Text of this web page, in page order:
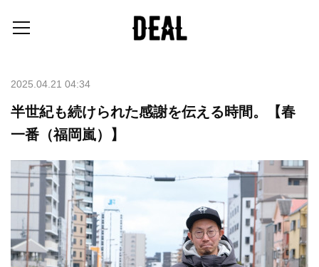
2025.04.21 04:34
半世紀も続けられた感謝を伝える時間。【春
一番（福岡嵐）】